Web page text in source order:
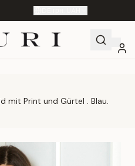
mit Print und Gürtel . Blau.